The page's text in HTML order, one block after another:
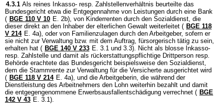
4.3.1 Als reines Inkasso- resp. Zahlstellenverhältnis beurteilte das
Bundesgericht etwa die Entgegennahme von Leistungen durch eine Bank
( BGE 110 V 10 E. 2b), von Kinderrenten durch den Sozialdienst, die
dieser direkt an den Inhaber der elterlichen Gewalt weiterleitet ( BGE 118
V 214 E. 4a), oder von Familienzulagen durch den Arbeitgeber, sofern er
sie nicht zur Verwaltung bzw. mit dem Auftrag, fürsorgerisch tätig zu sein,
erhalten hat ( BGE 140 V 233 E. 3.1 und 3.3). Nicht als blosse Inkasso-
resp. Zahlstelle und damit als rückerstattungspflichtige Drittperson resp.
Behörde erachtete das Bundesgericht beispielsweise den Sozialdienst,
dem die Stammrente zur Verwaltung für die Versicherte ausgerichtet wird
( BGE 118 V 214 E. 4a), und die Arbeitgeberin, die während der
Dienstleistung des Arbeitnehmers den Lohn weiterhin bezahlt und damit
die entgegengenommene Erwerbsausfallentschädigung verrechnet ( BGE
142 V 43 E. 3.1).